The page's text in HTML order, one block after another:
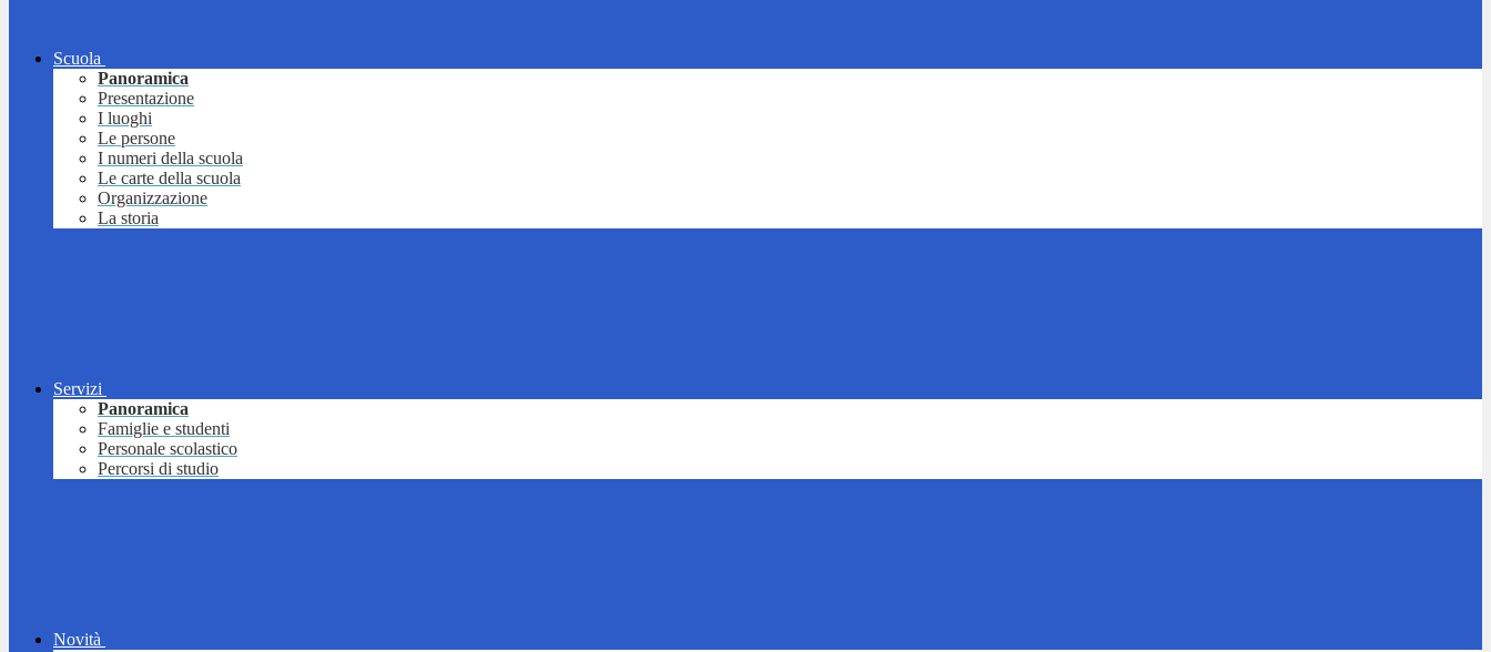
Scuola
Panoramica
Presentazione
I luoghi
Le persone
I numeri della scuola
Le carte della scuola
Organizzazione
La storia
Servizi
Panoramica
Famiglie e studenti
Personale scolastico
Percorsi di studio
Novità